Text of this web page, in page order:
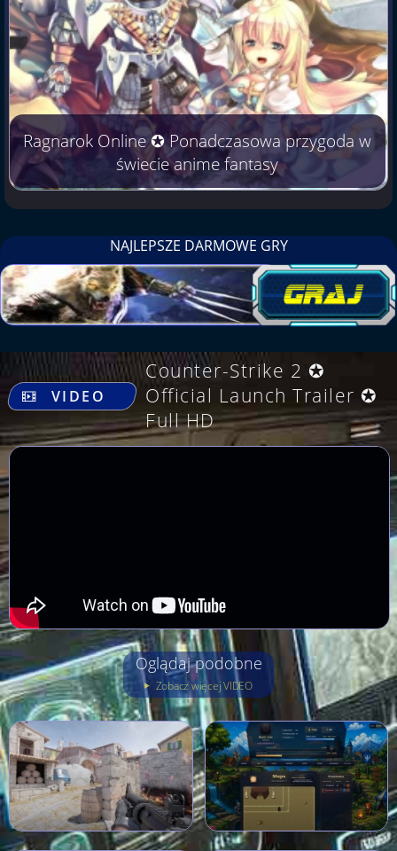
Ragnarok Online ✪ Ponadczasowa przygoda w
świecie anime fantasy
NAJLEPSZE DARMOWE GRY
.
VIDEO
Counter-Strike 2 ✪
Official Launch Trailer ✪
Full HD
Oglądaj podobne
Zobacz więcej VIDEO